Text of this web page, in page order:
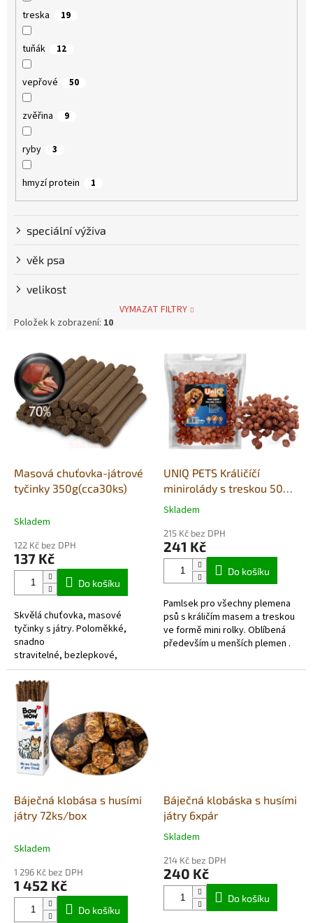
treska 19
tuňák 12
vepřové 50
zvěřina 9
ryby 3
hmyzí protein 1
speciální výživa
věk psa
velikost
VYMAZAT FILTRY
Položek k zobrazení: 10
p
Masová chuťovka-játrové
tyčinky 350g(cca30ks)
Skladem
122 Kč bez DPH
137 Kč
Do košíku
Skvělá chuťovka, masové
tyčinky s játry. Poloměkké,
snadno
stravitelné, bezlepkové,
hypoalergenní, vyrobené
ze 70% čerstvého
masa. Ocení...
UNIQ PETS Králičíčí
minirolády s treskou 500g
(měkké)
Průměrné
produktu
je
hvězdiček.
Skladem
215 Kč bez DPH
241 Kč
Do košíku
Pamlsek pro všechny plemena
psů s králičím masem a treskou
ve formě mini rolky. Oblíbená
především u menších plemen .
Báječná klobása s husími
játry 72ks/box
Skladem
1 296 Kč bez DPH
1 452 Kč
Do košíku
Báječná klobáska s husími
játry 6xpár
Průměrné
produktu
je
Skladem
214 Kč bez DPH
240 Kč
Do košíku